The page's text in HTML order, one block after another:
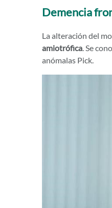
Demencia
La alteración del
amiotrófica. Se
anómalas Pick.